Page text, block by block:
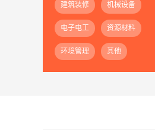
建筑装修 机械设备
电子电工 资源材料
环境管理 其他